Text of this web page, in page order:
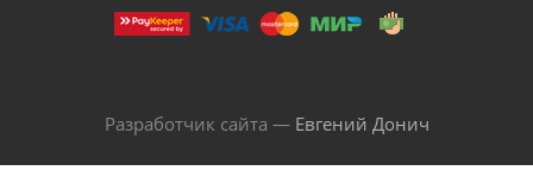
Разработчик сайта — Евгений Донич